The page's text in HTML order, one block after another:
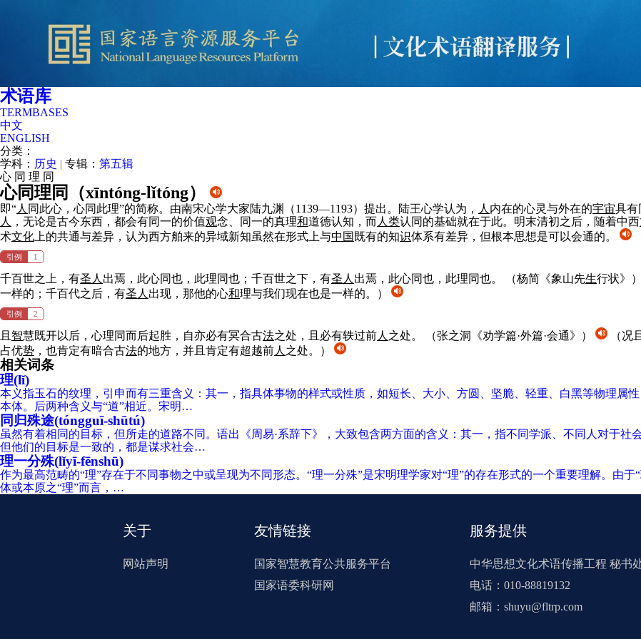
术语库
TERMBASES
中文
ENGLISH
分类：
学科： 历史 | 专辑： 第五辑
心 同 理 同
心同理同（xīntóng-lǐtóng）
即“人 同此心，心同此理”的简称。由南宋心学大家陆九渊（1139—1193）提出。陆王心学认为， 人 内在的心灵与外在的宇宙具有
人
，无论是古今东西，都会有同一的价值观念、同一的真理和道德认知，而人 类认同的基础就在于此。明末清初之后，随着中西
术文化 上的共通与差异，认为西方舶来的异域新知虽然在形式上与中国 既有的知识体系有差异，但根本思想是可以会通的。
引例 1
千百世之上，有圣 人 出焉，此心同也，此理同也；千百世之下，有圣 人 出焉，此心同也，此理同也。 （杨简《象山先生行状》）
一样的；千百代之后，有圣 人 出现，那他的心和理与我们现在也是一样的。）
引例 2
且 智慧既开以后，心理同而后起胜，自亦必有冥合古法之处，且必有轶过前人 之处。 （张之洞《劝学篇·外篇·会通》） （况且
占优势 ，也肯定有暗合古法的地方，并且肯定有超越前人 之处。）
相关词条
理(lǐ)
本义指玉石的纹理，引申而有三重含义：其一，指具体事物的样式或性质，如短长、大小、方圆、坚脆、轻重、白黑等物理属
本体。后两种含义与“道”相近。宋明…
同归殊途(tóngguī-shūtú)
虽然有着相同的目标，但所走的道路不同。语出《周易·系辞下》，大致包含两方面的含义：其一，指不同学派、不同人对于社
但他们的目标是一致的，都是谋求社会…
理一分殊(lǐyī-fēnshū)
作为最高范畴的“理”存在于不同事物之中或呈现为不同形态。“理一分殊”是宋明理学家对“理”的存在形式的一个重要理解。由
体或本原之“理”而言，…
关于
网站声明
友情链接
国家智慧教育公共服务平台
国家语委科研网
服务提供
中华思想文化术语传播工程 秘书
电话：010-88819132
邮箱：shuyu@fltrp.com